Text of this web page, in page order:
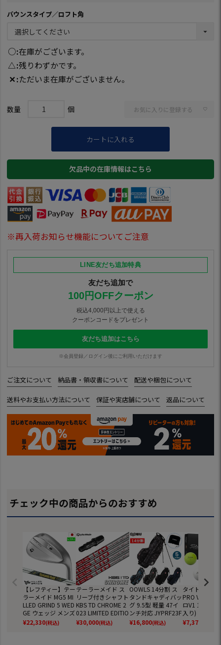
バウンスタイプ／ロフト角
○ 在庫がございます。
△ 残りわずかです。
✕ ただいま在庫がございません。
お気に入りに登録する
カートに入れる
欠品中の在庫情報はこちら
※再入荷お知らせ機能についてご注意
LINE友だち追加特典
友だち追加で
100円OFFクーポン
税込4,000円以上で使える
クーポンコードをプレゼント
友だち追加はこちら
※会員登録／ログイン後にご利用いただけます
ご注文について 納品書・領収書について 配送や梱包について
送料やお支払い方法について 保証や実店舗について 返品について
チェック中の商品からのおすすめ
【レフティー】テー
ラーメイド MG5 MI
LLED GRIND 5 WED
GE ウェッジ メンズ
左用 Dynamic Gold
MID 115 スチールシ
¥22,330(税込)
テーラーメイド ス
リーブ付きシャフト
KBS TD CHROME 2
023 LIMITED EDITIO
N USA直輸入品 (BR
NR MINI／STEALTH
¥30,000(税込)
OOWLS 14分割 ス
タンドキャディバッ
グ 9.5型 軽量 47イ
ンチ対応 JYPRF23F
SB 【JYPER'Sオリ
ジナル商品】
¥16,800(税込)
タイトリスト
PRO V1 ボー
ロV1 1ダース
入り) ゴルフ
2025年モデル
EIST 日本正
¥7,370